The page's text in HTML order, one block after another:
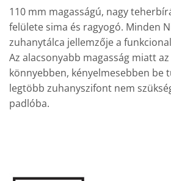
110 mm magasságú, nagy
felülete sima és ragyogó. Minden
zuhanytálca jellemzője a
Az alacsonyabb magasság miatt
könnyebben, kényelmesebben be
legtöbb zuhanyszifont nem
padlóba.